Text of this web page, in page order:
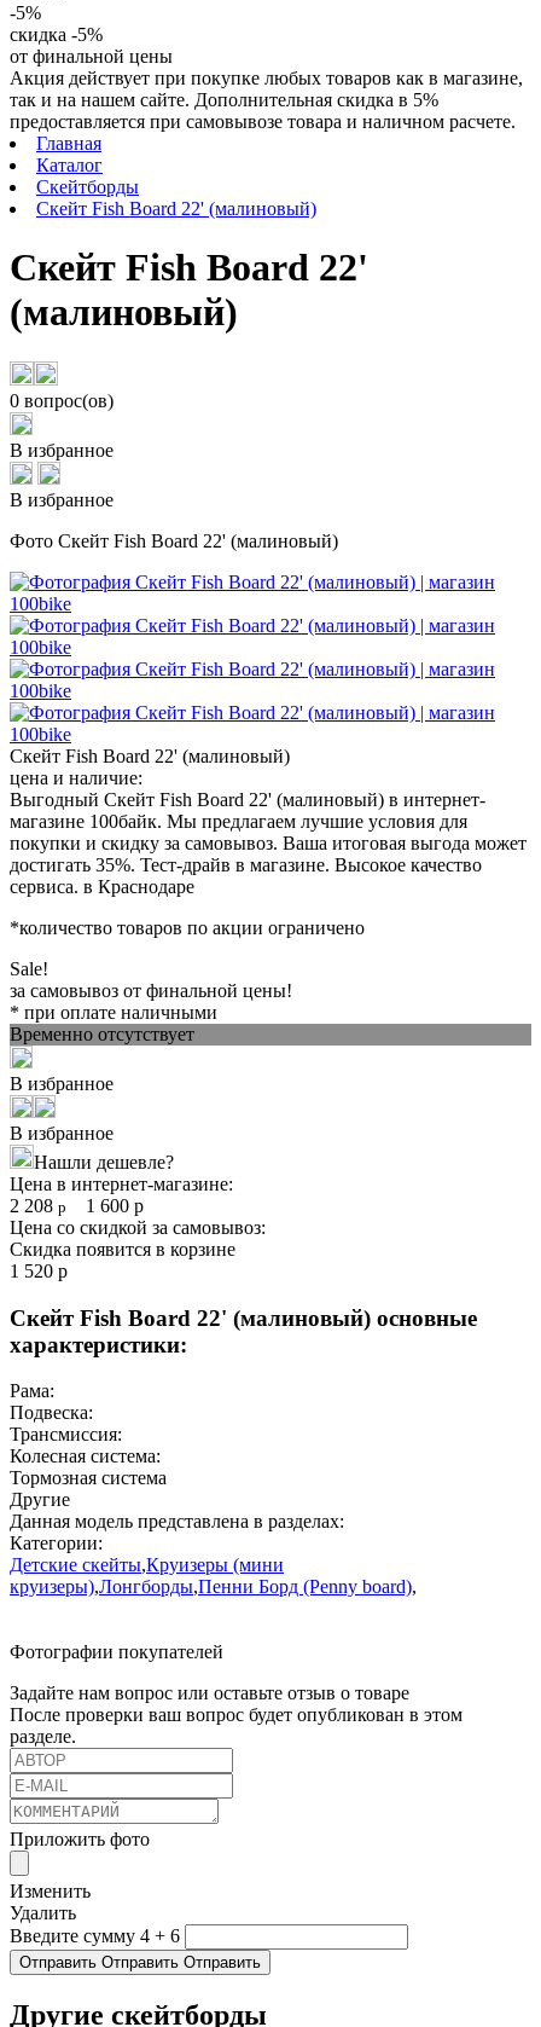
-5%
скидка -5%
от финальной цены
Акция действует при покупке любых товаров как в магазине,
так и на нашем сайте. Дополнительная скидка в 5%
предоставляется при самовывозе товара и наличном расчете.
Главная
Каталог
Скейтборды
Скейт Fish Board 22' (малиновый)
Скейт Fish Board 22'
(малиновый)
0 вопрос(ов)
В избранное
В избранное
Фото Скейт Fish Board 22' (малиновый)
Скейт Fish Board 22' (малиновый)
цена и наличие:
Выгодный Скейт Fish Board 22' (малиновый) в интернет-
магазине 100байк. Мы предлагаем лучшие условия для
покупки и скидку за самовывоз. Ваша итоговая выгода может
достигать 35%. Тест-драйв в магазине. Высокое качество
сервиса. в Краснодаре
*количество товаров по акции ограничено
Sale!
за самовывоз от финальной цены!
* при оплате наличными
Временно отсутствует
В избранное
В избранное
Нашли дешевле?
Цена в интернет-магазине:
2 208 р 1 600 р
Цена со скидкой за самовывоз:
Скидка появится в корзине
1 520 р
Скейт Fish Board 22' (малиновый) основные
характеристики:
Рама:
Подвеска:
Трансмиссия:
Колесная система:
Тормозная система
Другие
Данная модель представлена в разделах:
Категории:
Детские скейты,Круизеры (мини
круизеры),Лонгборды,Пенни Борд (Penny board),
Фотографии покупателей
Задайте нам вопрос или оставьте отзыв о товаре
После проверки ваш вопрос будет опубликован в этом
разделе.
Приложить фото
Изменить
Удалить
Введите сумму 4 + 6
Отправить Отправить Отправить
Другие скейтборды